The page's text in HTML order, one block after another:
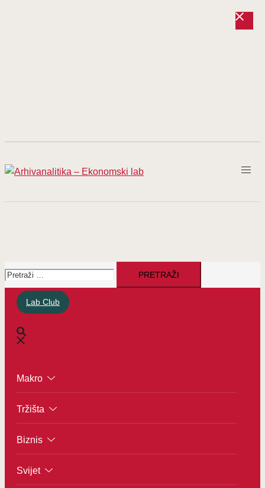
Pretraži:
Lab Club
Makro
Tržišta
Biznis
Svijet